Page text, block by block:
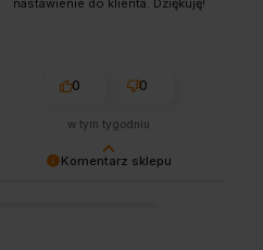
Komentarz sklepu
0 0
w tym tygodniu